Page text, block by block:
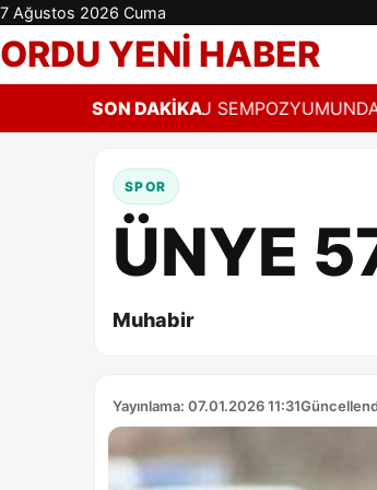
7 Ağustos 2026 Cuma
ORDU YENİ HABER
SON DAKİKA
BEBEK DOSTU SEMPOZYUMUNDA
SPOR
ÜNYE
Muhabir
Yayınlama: 07.01.2026 11:31